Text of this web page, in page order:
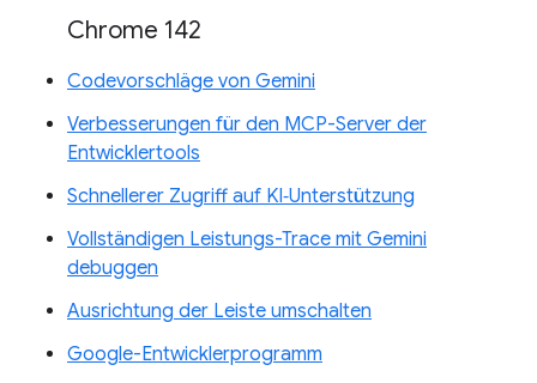
Chrome 142
Codevorschläge von Gemini
Verbesserungen für den MCP-Server der
Entwicklertools
Schnellerer Zugriff auf KI‑Unterstützung
Vollständigen Leistungs-Trace mit Gemini
debuggen
Ausrichtung der Leiste umschalten
Google-Entwicklerprogramm